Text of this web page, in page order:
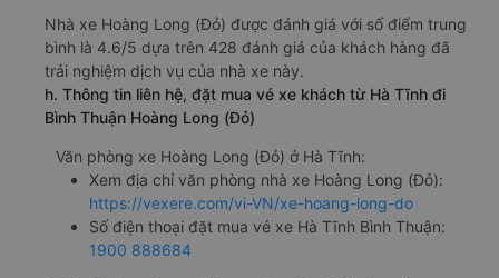
Nhà xe Hoàng Long (Đỏ) được đánh giá với số điểm trung
bình là 4.6/5 dựa trên 428 đánh giá của khách hàng đã
trải nghiệm dịch vụ của nhà xe này.
h. Thông tin liên hệ, đặt mua vé xe khách từ Hà Tĩnh đi
Bình Thuận Hoàng Long (Đỏ)
Văn phòng xe Hoàng Long (Đỏ) ở Hà Tĩnh:
Xem địa chỉ văn phòng nhà xe Hoàng Long (Đỏ):
https://vexere.com/vi-VN/xe-hoang-long-do
Số điện thoại đặt mua vé xe Hà Tĩnh Bình Thuận:
1900 888684